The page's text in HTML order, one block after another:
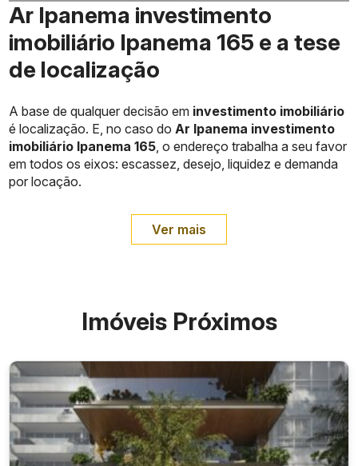
Ar Ipanema investimento
imobiliário Ipanema 165 e a tese
de localização
A base de qualquer decisão em investimento imobiliário
é localização. E, no caso do Ar Ipanema investimento
imobiliário Ipanema 165 , o endereço trabalha a seu favor
em todos os eixos: escassez, desejo, liquidez e demanda
por locação.
Ver mais
Imóveis Próximos